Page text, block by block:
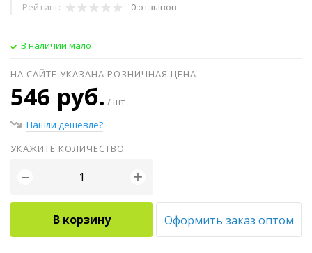
Рейтинг: 0 отзывов
В наличии мало
НА САЙТЕ УКАЗАНА РОЗНИЧНАЯ ЦЕНА
546 руб. / шт
Нашли дешевле?
УКАЖИТЕ КОЛИЧЕСТВО
− +
В корзину Оформить заказ оптом